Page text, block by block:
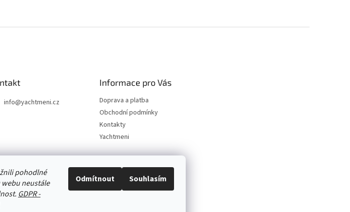
pohodlné
neustále
GDPR -
Odmítnout Souhlasím
info@yachtmeni.cz
Informace pro Vás
Doprava a platba
Obchodní podmínky
Kontakty
Yachtmeni
Yachtmeni ComGate Payments, a.s.